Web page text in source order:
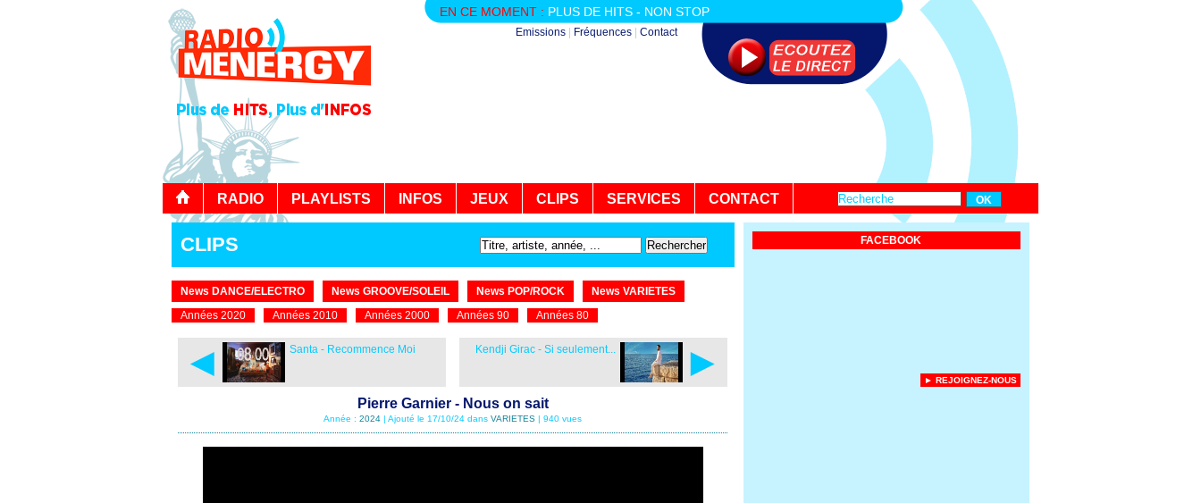
EN CE MOMENT : PLUS DE HITS - NON STOP
Emissions Fréquences Contact
RADIO PLAYLISTS INFOS JEUX CLIPS SERVICES CONTACT
CLIPS
News DANCE/ELECTRO News GROOVE/SOLEIL News POP/ROCK
News VARIETES
Années 2020
Années 2010 Années 2000 Années 90 Années 80
◄ Santa - Recommence Moi ►
Kendji Girac - Si seulement...
Pierre Garnier - Nous on sait
Année : 2024 | Ajouté le 17/10/24 dans VARIETES | 940 vues
FACEBOOK
► REJOIGNEZ-NOUS